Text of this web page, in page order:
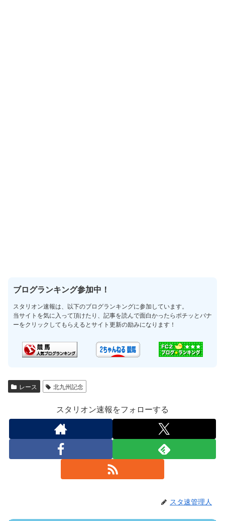
ブログランキング参加中！
スタリオン速報は、以下のブログランキングに参加しています。
当サイトを気に入って頂けたり、記事を読んで面白かったらポチッとバナ
ーをクリックしてもらえるとサイト更新の励みになります！
レース 北九州記念
スタリオン速報をフォローする
スタ速管理人